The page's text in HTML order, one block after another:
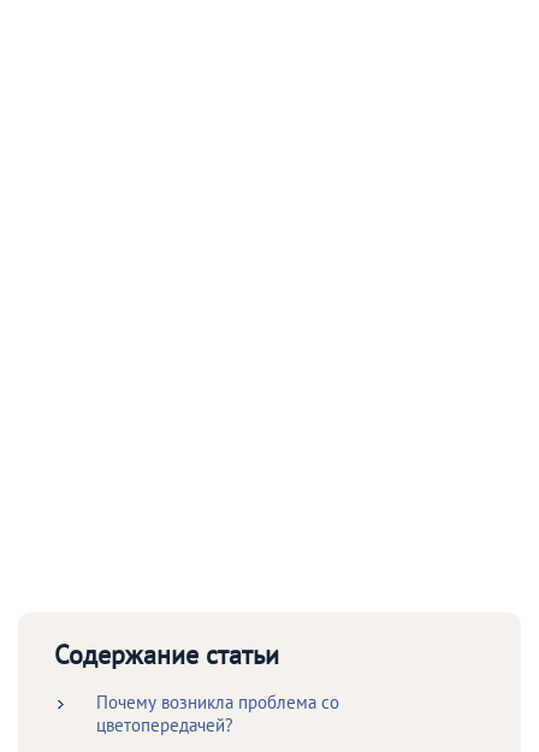
Содержание статьи
Почему возникла проблема со
цветопередачей?